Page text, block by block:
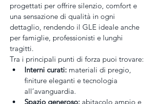
progettati per offrire silenzio, comfort e
una sensazione di qualità in ogni
dettaglio, rendendo il GLE ideale anche
per famiglie, professionisti e lunghi
tragitti.
Tra i principali punti di forza puoi trovare:
Interni curati: materiali di pregio,
finiture eleganti e tecnologia
all’avanguardia.
Spazio generoso: abitacolo ampio e